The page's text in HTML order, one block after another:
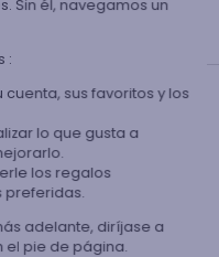
de envío
los gastos de envío de este
para un pedido con
Sin él, navegamos un
:
cuenta, sus favoritos y los
lo que gusta a
los regalos
preferidas.
adelante, diríjase a
el pie de página.